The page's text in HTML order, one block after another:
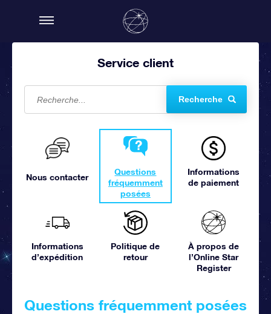
Service client
Recherche
Nous contacter
Questions
fréquemment
posées
Informations
de paiement
Informations
d’expédition
Politique de
retour
À propos de
l’Online Star
Register
Questions fréquemment posées